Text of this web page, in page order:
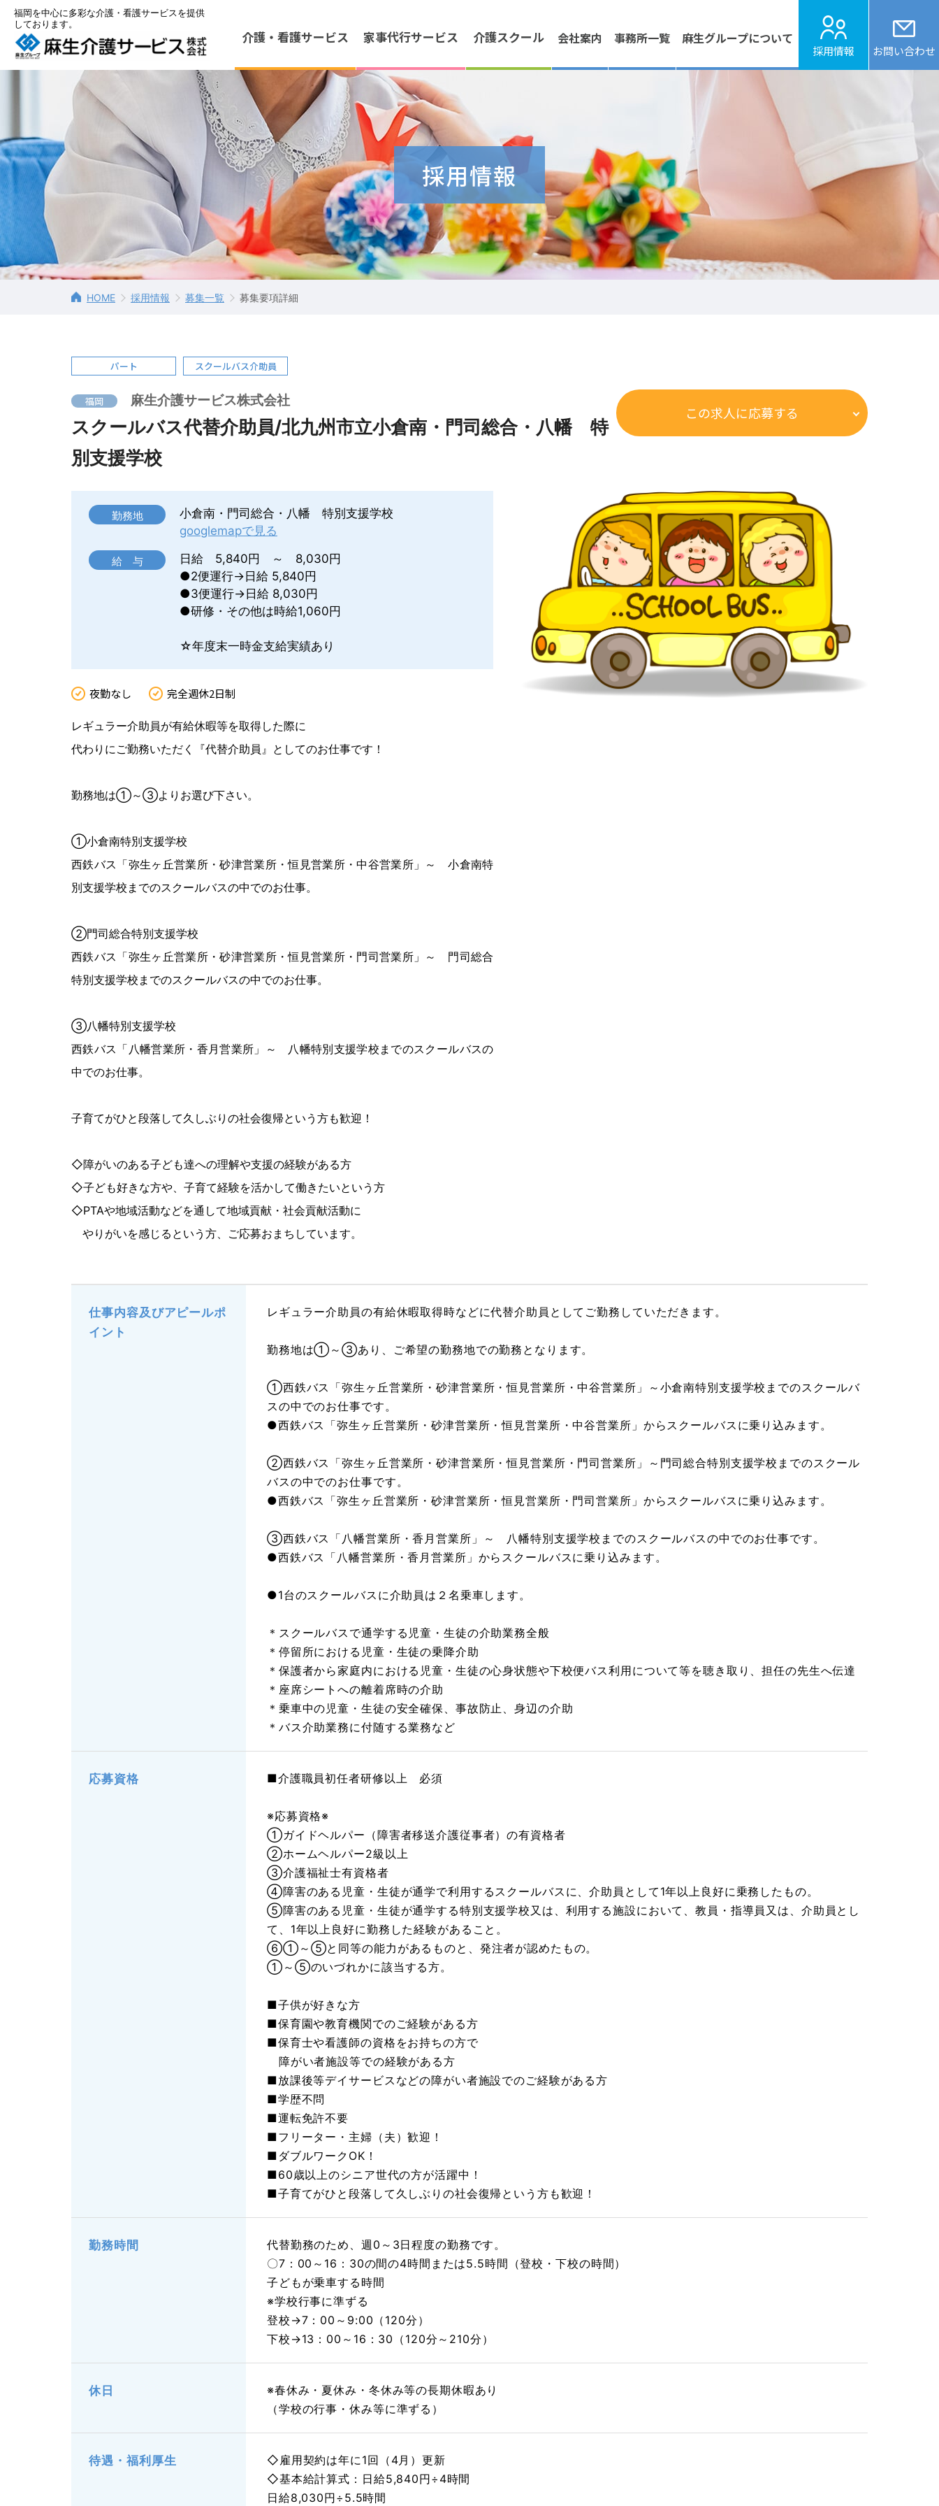
福岡を中心に多彩な介護・看護サービスを提供
しております。
介護・看護サービス 家事代行サービス 介護スクール 会社案内 事務所一覧 麻生グループについて
採用情報 お問い合わせ
採用情報
HOME 採用情報 募集一覧 募集要項詳細
パート スクールバス介助員
福岡 麻生介護サービス株式会社
スクールバス代替介助員/北九州市立小倉南・門司総合・八幡 特
別支援学校
この求人に応募する
勤務地
小倉南・門司総合・八幡 特別支援学校
googlemapで見る
給 与
日給 5,840円 ～ 8,030円
●2便運行→日給 5,840円
●3便運行→日給 8,030円
●研修・その他は時給1,060円
☆年度末一時金支給実績あり
夜勤なし 完全週休2日制
レギュラー介助員が有給休暇等を取得した際に
代わりにご勤務いただく『代替介助員』としてのお仕事です！
勤務地は①～③よりお選び下さい。
①小倉南特別支援学校
西鉄バス「弥生ヶ丘営業所・砂津営業所・恒見営業所・中谷営業所」～ 小倉南特
別支援学校までのスクールバスの中でのお仕事。
②門司総合特別支援学校
西鉄バス「弥生ヶ丘営業所・砂津営業所・恒見営業所・門司営業所」～ 門司総合
特別支援学校までのスクールバスの中でのお仕事。
③八幡特別支援学校
西鉄バス「八幡営業所・香月営業所」～ 八幡特別支援学校までのスクールバスの
中でのお仕事。
子育てがひと段落して久しぶりの社会復帰という方も歓迎！
◇障がいのある子ども達への理解や支援の経験がある方
◇子ども好きな方や、子育て経験を活かして働きたいという方
◇PTAや地域活動などを通して地域貢献・社会貢献活動に
やりがいを感じるという方、ご応募おまちしています。
仕事内容及びアピールポ
イント
レギュラー介助員の有給休暇取得時などに代替介助員としてご勤務していただきます。
勤務地は①～③あり、ご希望の勤務地での勤務となります。
①西鉄バス「弥生ヶ丘営業所・砂津営業所・恒見営業所・中谷営業所」～小倉南特別支援学校までのスクールバ
スの中でのお仕事です。
●西鉄バス「弥生ヶ丘営業所・砂津営業所・恒見営業所・中谷営業所」からスクールバスに乗り込みます。
②西鉄バス「弥生ヶ丘営業所・砂津営業所・恒見営業所・門司営業所」～門司総合特別支援学校までのスクール
バスの中でのお仕事です。
●西鉄バス「弥生ヶ丘営業所・砂津営業所・恒見営業所・門司営業所」からスクールバスに乗り込みます。
③西鉄バス「八幡営業所・香月営業所」～ 八幡特別支援学校までのスクールバスの中でのお仕事です。
●西鉄バス「八幡営業所・香月営業所」からスクールバスに乗り込みます。
●1台のスクールバスに介助員は２名乗車します。
＊スクールバスで通学する児童・生徒の介助業務全般
＊停留所における児童・生徒の乗降介助
＊保護者から家庭内における児童・生徒の心身状態や下校便バス利用について等を聴き取り、担任の先生へ伝達
＊座席シートへの離着席時の介助
＊乗車中の児童・生徒の安全確保、事故防止、身辺の介助
＊バス介助業務に付随する業務など
応募資格 ■介護職員初任者研修以上 必須
※応募資格※
①ガイドヘルパー（障害者移送介護従事者）の有資格者
②ホームヘルパー2級以上
③介護福祉士有資格者
④障害のある児童・生徒が通学で利用するスクールバスに、介助員として1年以上良好に乗務したもの。
⑤障害のある児童・生徒が通学する特別支援学校又は、利用する施設において、教員・指導員又は、介助員とし
て、1年以上良好に勤務した経験があること。
⑥①～⑤と同等の能力があるものと、発注者が認めたもの。
①～⑤のいづれかに該当する方。
■子供が好きな方
■保育園や教育機関でのご経験がある方
■保育士や看護師の資格をお持ちの方で
障がい者施設等での経験がある方
■放課後等デイサービスなどの障がい者施設でのご経験がある方
■学歴不問
■運転免許不要
■フリーター・主婦（夫）歓迎！
■ダブルワークOK！
■60歳以上のシニア世代の方が活躍中！
■子育てがひと段落して久しぶりの社会復帰という方も歓迎！
勤務時間
代替勤務のため、週0～3日程度の勤務です。
〇7：00～16：30の間の4時間または5.5時間（登校・下校の時間）
子どもが乗車する時間
※学校行事に準ずる
登校→7：00～9:00（120分）
下校→13：00～16：30（120分～210分）
休日
※春休み・夏休み・冬休み等の長期休暇あり
（学校の行事・休み等に準ずる）
待遇・福利厚生
◇雇用契約は年に1回（4月）更新
◇基本給計算式：日給5,840円÷4時間
日給8,030円÷5.5時間